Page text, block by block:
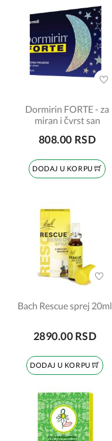
Dormirin FORTE - za
miran i čvrst san
808.00 RSD
DODAJ U KORPU
Bach Rescue sprej 20ml
2890.00 RSD
DODAJ U KORPU